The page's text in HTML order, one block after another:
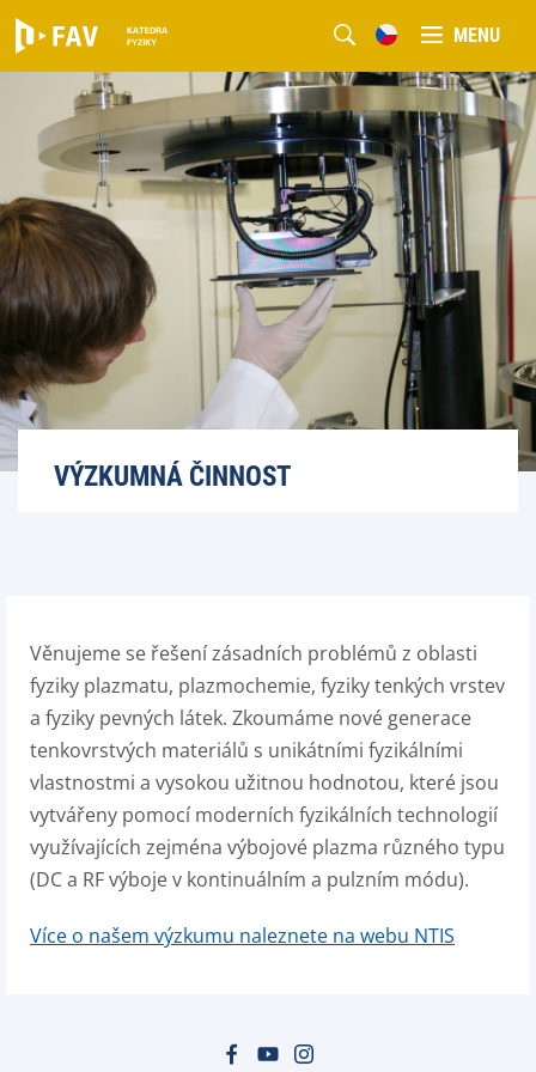
MENU
VÝZKUMNÁ ČINNOST
Věnujeme se řešení zásadních problémů z oblasti
fyziky plazmatu, plazmochemie, fyziky tenkých vrstev
a fyziky pevných látek. Zkoumáme nové generace
tenkovrstvých materiálů s unikátními fyzikálními
vlastnostmi a vysokou užitnou hodnotou, které jsou
vytvářeny pomocí moderních fyzikálních technologií
využívajících zejména výbojové plazma různého typu
(DC a RF výboje v kontinuálním a pulzním módu).
Více o našem výzkumu naleznete na webu NTIS